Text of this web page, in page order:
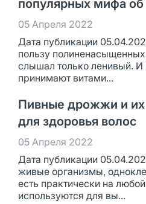
популярных мифа
05 Апреля 2022
Дата публикации
пользу
слышал только ленивый. И
принимают витами...
Пивные дрожжи и их
для здоровья волос
05 Апреля 2022
Дата публикации
живые организмы,
есть практически на
используются для вы...